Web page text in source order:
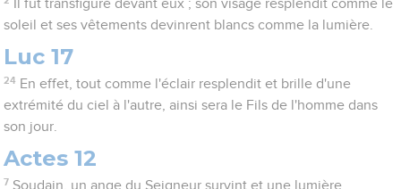
Il fut transfiguré devant eux ; son visage resplendit comme le
soleil et ses vêtements devinrent blancs comme la lumière.
Luc 17
24 En effet, tout comme l'éclair resplendit et brille d'une
extrémité du ciel à l'autre, ainsi sera le Fils de l'homme dans
son jour.
Actes 12
7 Soudain, un ange du Seigneur survint et une lumière